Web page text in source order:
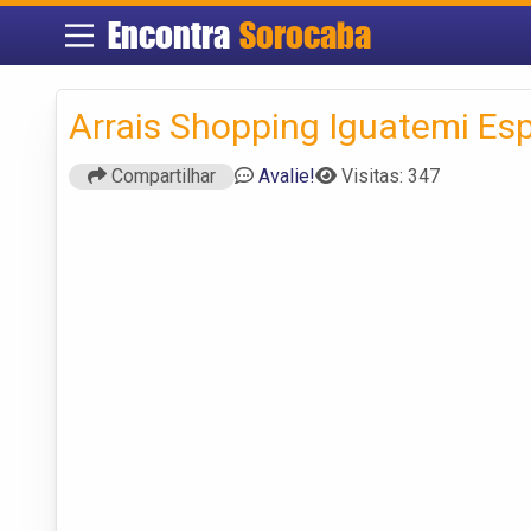
Encontra Sorocaba
Arrais Shopping Iguatemi
Compartilhar Avalie! Visitas: 347